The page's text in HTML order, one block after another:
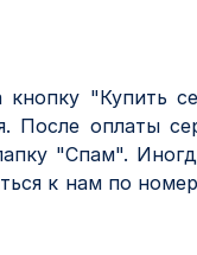
"Купить
После оплаты
"Спам".
к нам по